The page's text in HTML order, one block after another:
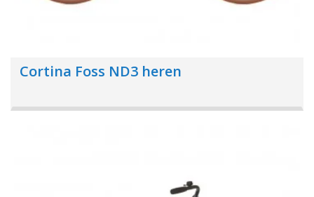
Cortina Foss ND3 heren